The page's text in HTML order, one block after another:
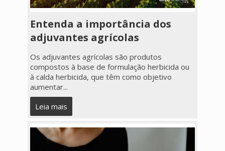
Entenda a importância dos
adjuvantes agrícolas
Os adjuvantes agrícolas são produtos
compostos à base de formulação herbicida ou
à calda herbicida, que têm como objetivo
aumentar...
Leia mais